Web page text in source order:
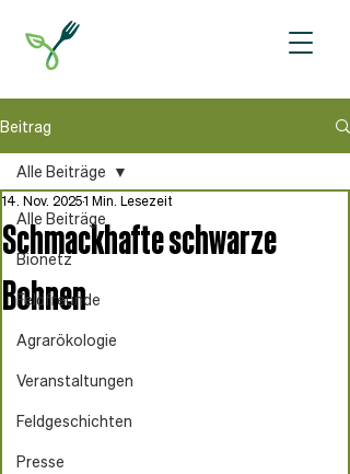
Beitrag
Alle Beiträge
Bionetz
Feldfreunde
Agrarökologie
Veranstaltungen
Feldgeschichten
Presse
Alle Beiträge
Schmackhafte schwarze
Bohnen
14. Nov. 20251 Min. Lesezeit